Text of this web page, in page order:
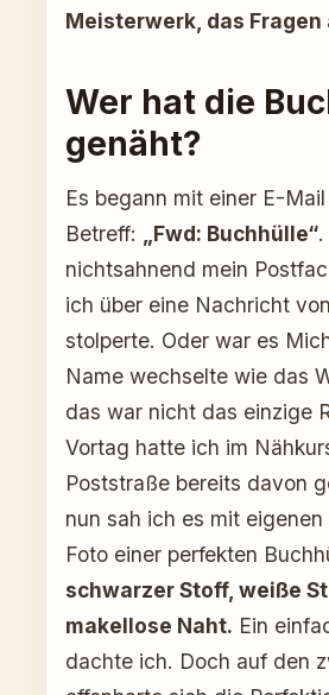
Meisterwerk, das Fragen
Wer hat die
genäht?
Es begann mit einer E-
Betreff:
„Fwd: Buchhülle“
nichtsahnend mein
ich über eine Nachricht
stolperte. Oder war es
Name wechselte wie das
das war nicht das einzige
Vortag hatte ich im
Poststraße bereits davon
nun sah ich es mit eigenen
Foto einer perfekten
schwarzer Stoff, weiße
makellose Naht. Ein
dachte ich. Doch auf den